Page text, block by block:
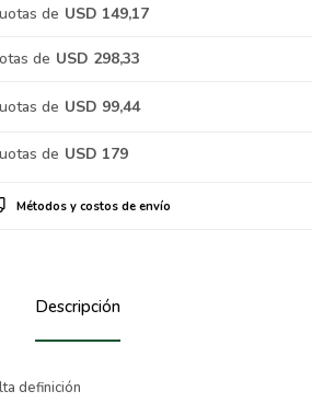
de USD 149,17
de USD 298,33
de USD 99,44
de USD 179
Métodos y costos de envío
Descripción
definición